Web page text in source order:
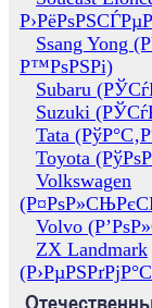
Ssang Yong
Р™РѕРЅРі)
Subaru
Suzuki
Tata
Toyota
Volkswagen
Volvo
ZX Landmark